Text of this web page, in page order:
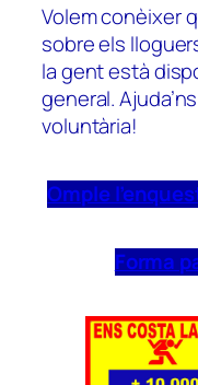
Volem conèixer
sobre els
la gent està
general.
voluntària!
Omple
Forma